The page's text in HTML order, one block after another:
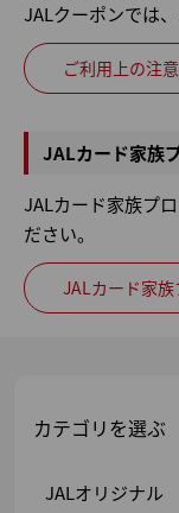
JALクーポンでは
ご利用上の注意
JALカード家族
JALカード家族プ
ださい。
JALカード家
カテゴリを選ぶ
JALオリジナル